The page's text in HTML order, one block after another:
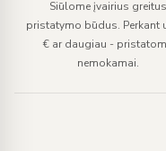
Siūlome įvairius greitus
pristatymo būdus. Perkant
€ ar daugiau -
nemokamai.